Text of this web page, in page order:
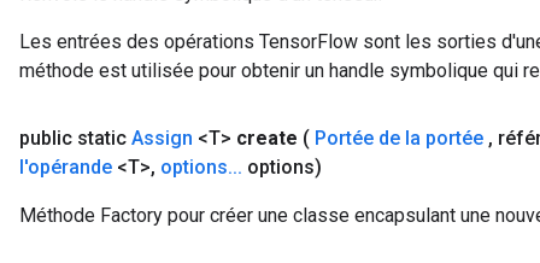
Les entrées des opérations TensorFlow sont les sorties
méthode est utilisée pour obtenir un handle symbolique qui
public static Assign <T> create ( Portée de la portée ,
l'opérande <T>, options... options)
Méthode Factory pour créer une classe encapsulant une